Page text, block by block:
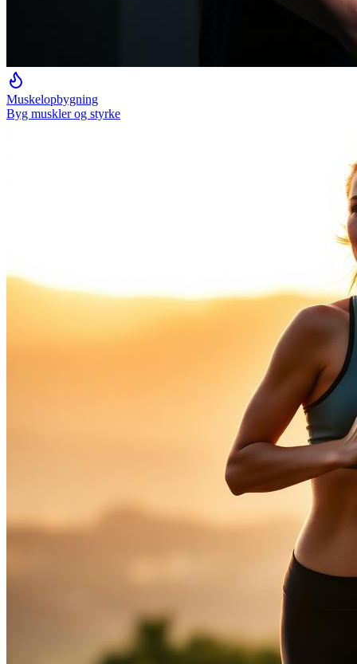
Muskelopbygning
Byg muskler og styrke